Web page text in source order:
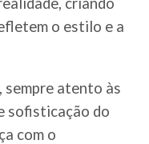
o estilo e a
sempre atento às
sofisticação do
com o